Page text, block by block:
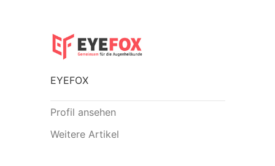
EYEFOX
Profil ansehen
Weitere Artikel